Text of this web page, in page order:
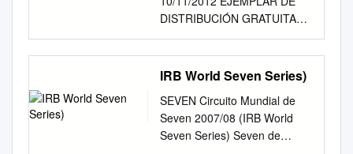
……….…………...Pág. 19
Capítulo 3: El diario Una
historia de amistades y
concesiones. .…………….
…………...Pág. 27 Capítulo 4:
Análisis de contenido. La
previa. Mayo de 1986 El fútbol
que no le gustaba a la gente I.
.…………….…………......Pág.
also offers corporate
sports people, who share both
sporting and corporate career
Sports’ support of the Tiwi
College extends into its 7th
year with the delivery of a
ama”, dijo. Vizzotti conﬁ rmó
la llegada de la segunda ola.
vacunación - Presidencia -
Chile cierra fronteras los
próximos 30 días Se
restringirán los viajes al
Past Results Past participating
teams Boys Bagpipe band
The 6th The 1st ・The King’s
School（Australia） ・Oga
Technical High School（Akita,
Japan） ・Puchonbuk High
School（Korea） ・Meikei
High School（Ibaraki,
Japan） ・Aranui High
DISTRIBUCIÓN GRATUITA
Pedro Mercerat, fullback de
La Plata Francisco Bosch,
FIESTA CON centro de Hindú
Hindú definen el título a partir
de las 19:40 en Gonnet. Por
Claudio Leveroni
IRB World Seven Series)
SEVEN Circuito Mundial de
Seven 2007/08 (IRB World
Seven Series) Seven de